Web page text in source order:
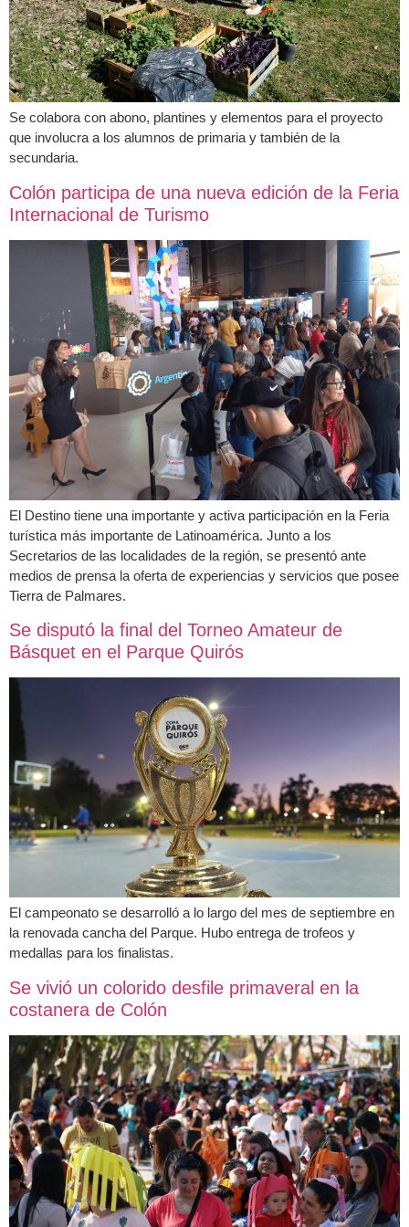
Se colabora con abono, plantines y elementos para el proyecto
que involucra a los alumnos de primaria y también de la
secundaria.
Colón participa de una nueva edición de la Feria
Internacional de Turismo
El Destino tiene una importante y activa participación en la Feria
turística más importante de Latinoamérica. Junto a los
Secretarios de las localidades de la región, se presentó ante
medios de prensa la oferta de experiencias y servicios que posee
Tierra de Palmares.
Se disputó la final del Torneo Amateur de
Básquet en el Parque Quirós
El campeonato se desarrolló a lo largo del mes de septiembre en
la renovada cancha del Parque. Hubo entrega de trofeos y
medallas para los finalistas.
Se vivió un colorido desfile primaveral en la
costanera de Colón